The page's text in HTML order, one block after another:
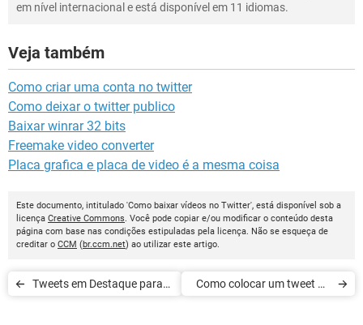
em nível internacional e está disponível em 11 idiomas.
Veja também
Como criar uma conta no twitter
Como deixar o twitter publico
Baixar winrar 32 bits
Freemake video converter
Placa grafica e placa de video é a mesma coisa
Este documento, intitulado 'Como baixar vídeos no Twitter', está disponível sob a
licença Creative Commons. Você pode copiar e/ou modificar o conteúdo desta
página com base nas condições estipuladas pela licença. Não se esqueça de
creditar o CCM (br.ccm.net) ao utilizar este artigo.
Tweets em Destaque para
Como colocar um tweet no